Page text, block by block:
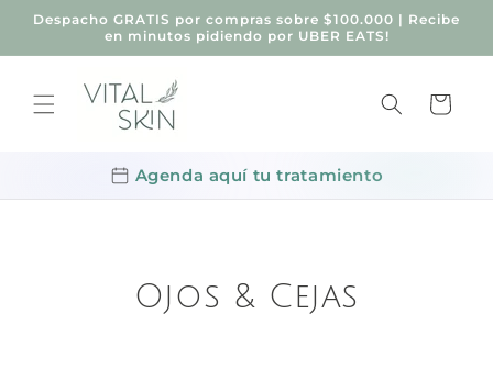
directamente
al contenido
Despacho GRATIS por compras sobre $100.000 | Recibe
en minutos pidiendo por UBER EATS!
Carrito
Agenda aquí tu tratamiento
Ojos & Cejas